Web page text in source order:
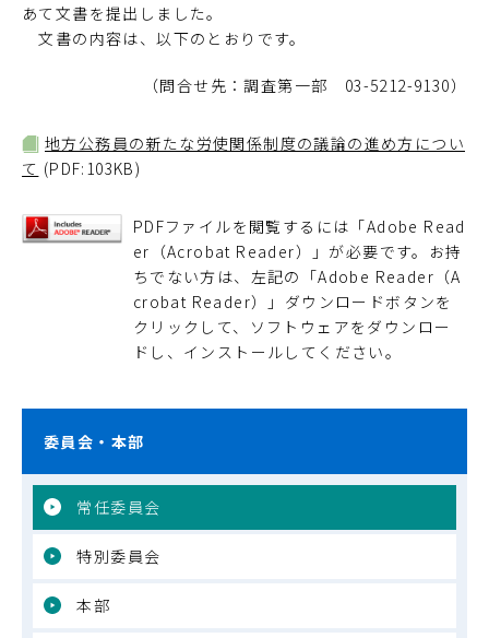
あて文書を提出しました。
文書の内容は、以下のとおりです。
（問合せ先：調査第一部 03-5212-9130）
地方公務員の新たな労使関係制度の議論の進め方につい
て (PDF:103KB)
PDFファイルを閲覧するには「Adobe Read
er（Acrobat Reader）」が必要です。お持
ちでない方は、左記の「Adobe Reader（A
crobat Reader）」ダウンロードボタンを
クリックして、ソフトウェアをダウンロー
ドし、インストールしてください。
委員会・本部
常任委員会
特別委員会
本部